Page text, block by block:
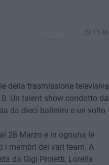
11.46
della trasmissione televisiva
Un talent show condotto da
da dieci ballerini e un volto
28 Marzo e in ognuna le
i membri dei vari team. A
da Gigi Proietti, Lorella